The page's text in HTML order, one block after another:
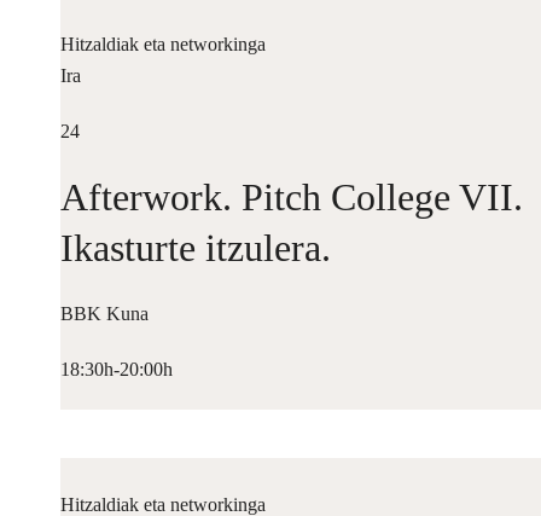
Hitzaldiak eta networkinga
Ira
24
Afterwork. Pitch College VII.
Ikasturte itzulera.
BBK Kuna
18:30h-20:00h
Hitzaldiak eta networkinga